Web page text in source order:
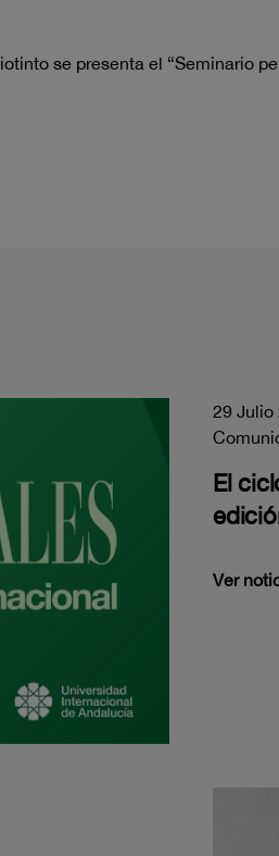
se presenta el “Seminario
29 Julio
El
Ver